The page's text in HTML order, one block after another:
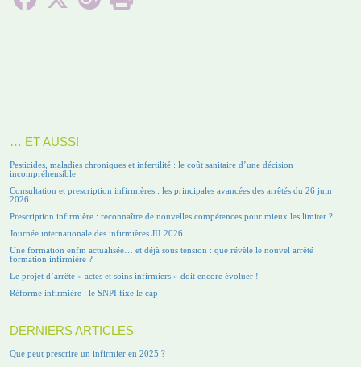
… ET AUSSI
Pesticides, maladies chroniques et infertilité : le coût sanitaire d’une décision
incompréhensible
Consultation et prescription infirmières : les principales avancées des arrêtés du 26 juin
2026
Prescription infirmière : reconnaître de nouvelles compétences pour mieux les limiter ?
Journée internationale des infirmières JII 2026
Une formation enfin actualisée… et déjà sous tension : que révèle le nouvel arrêté
formation infirmière ?
Le projet d’arrêté « actes et soins infirmiers » doit encore évoluer !
Réforme infirmière : le SNPI fixe le cap
DERNIERS ARTICLES
Que peut prescrire un infirmier en 2025 ?